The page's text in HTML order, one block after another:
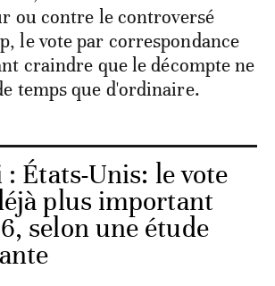
ou contre le controversé
le vote par correspondance
craindre que le décompte ne
temps que d'ordinaire.
: États-Unis: le vote
plus important
selon une étude